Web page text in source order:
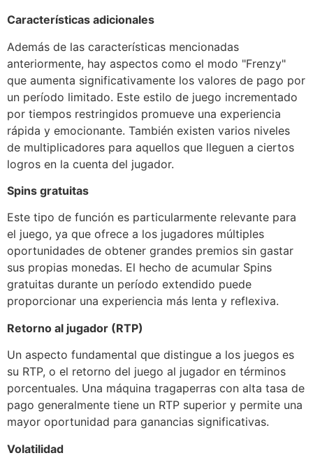
Características adicionales
Además de las características mencionadas
anteriormente, hay aspectos como el modo "Frenzy"
que aumenta significativamente los valores de pago por
un período limitado. Este estilo de juego incrementado
por tiempos restringidos promueve una experiencia
rápida y emocionante. También existen varios niveles
de multiplicadores para aquellos que lleguen a ciertos
logros en la cuenta del jugador.
Spins gratuitas
Este tipo de función es particularmente relevante para
el juego, ya que ofrece a los jugadores múltiples
oportunidades de obtener grandes premios sin gastar
sus propias monedas. El hecho de acumular Spins
gratuitas durante un período extendido puede
proporcionar una experiencia más lenta y reflexiva.
Retorno al jugador (RTP)
Un aspecto fundamental que distingue a los juegos es
su RTP, o el retorno del juego al jugador en términos
porcentuales. Una máquina tragaperras con alta tasa de
pago generalmente tiene un RTP superior y permite una
mayor oportunidad para ganancias significativas.
Volatilidad